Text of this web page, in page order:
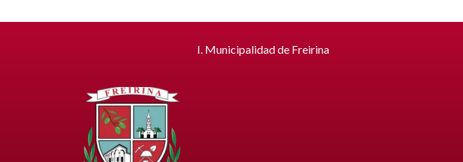
I. Municipalidad de Freirina